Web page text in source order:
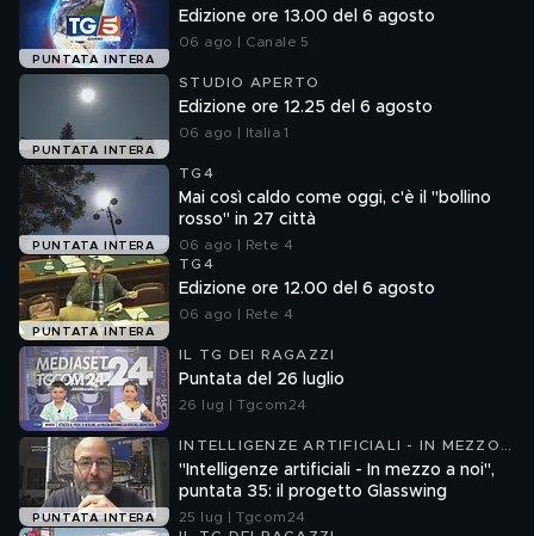
PUNTATA INTERA
Edizione ore 13.00 del 6 agosto
06 ago | Canale 5
PUNTATA INTERA
STUDIO APERTO
Edizione ore 12.25 del 6 agosto
06 ago | Italia 1
PUNTATA INTERA
TG4
Mai così caldo come oggi, c'è il "bollino
rosso" in 27 città
06 ago | Rete 4
PUNTATA INTERA
TG4
Edizione ore 12.00 del 6 agosto
06 ago | Rete 4
IL TG DEI RAGAZZI
Puntata del 26 luglio
26 lug | Tgcom24
PUNTATA INTERA
INTELLIGENZE ARTIFICIALI - IN MEZZO
A NOI
"Intelligenze artificiali - In mezzo a noi",
puntata 35: il progetto Glasswing
25 lug | Tgcom24